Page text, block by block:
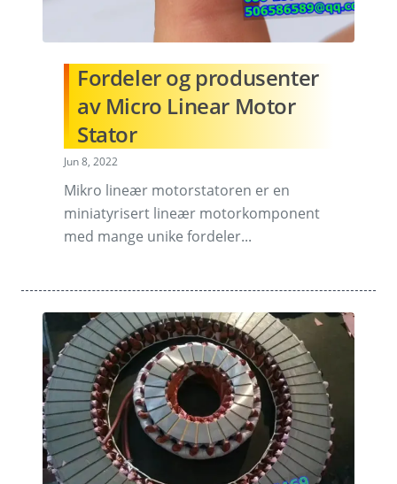
Fordeler og produsenter
av Micro Linear Motor
Stator
Jun 8, 2022
Mikro lineær motorstatoren er en
miniatyrisert lineær motorkomponent
med mange unike fordeler...